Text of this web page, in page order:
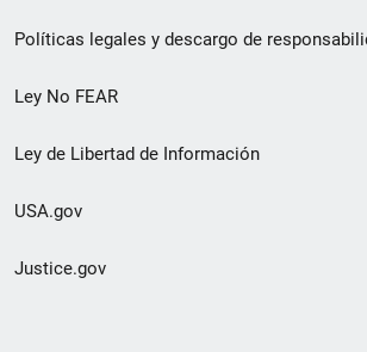
de
página
Políticas legales y descargo de
Ley No FEAR
Ley de Libertad de Información
USA.gov
Justice.gov